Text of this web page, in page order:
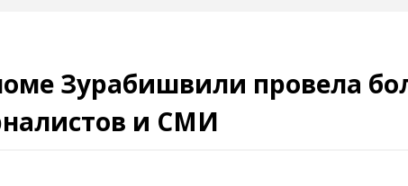
Рубрика «Азбука Грузии»: дзеоба
02.08.2026
Зурабишвили провела
и СМИ